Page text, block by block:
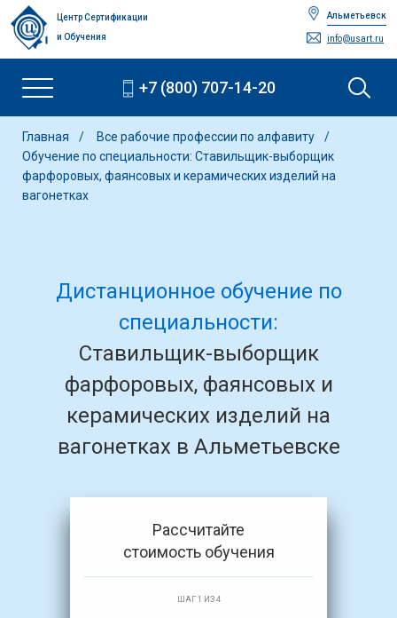
Центр Сертификации
и Обучения
Альметьевск
info@usart.ru
+7 (800) 707-14-20
Главная
Все рабочие профессии по алфавиту
Обучение по специальности: Ставильщик-выборщик
фарфоровых, фаянсовых и керамических изделий на
вагонетках
Дистанционное обучение по
специальности:
Ставильщик-выборщик
фарфоровых, фаянсовых и
керамических изделий на
вагонетках в Альметьевске
Рассчитайте
стоимость обучения
ШАГ 1 ИЗ 4